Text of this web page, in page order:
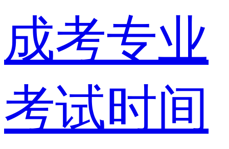
成考专业
考试时间